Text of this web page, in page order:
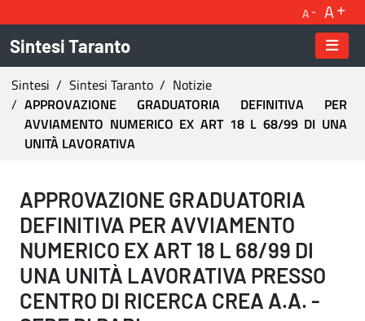
A A
Sintesi Taranto
Ti trovi in:
Sintesi Sintesi Taranto
Notizie
APPROVAZIONE GRADUATORIA DEFINITIVA PER
AVVIAMENTO NUMERICO EX ART 18 L 68/99 DI UNA
UNITÀ LAVORATIVA
APPROVAZIONE GRADUATORIA
APPROVAZIONE GRADUATORIA
DEFINITIVA PER AVVIAMENTO
NUMERICO EX ART 18 L 68/99 DI
UNA UNITÀ LAVORATIVA PRESSO
CENTRO DI RICERCA CREA A.A. -